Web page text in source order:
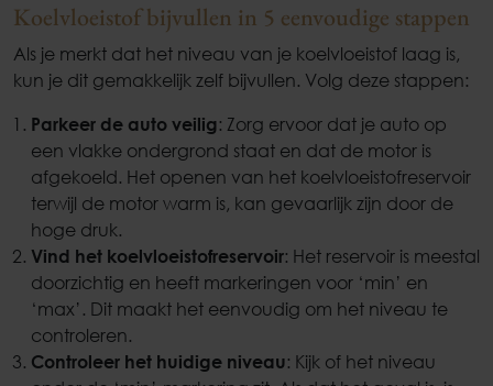
Koelvloeistof bijvullen in 5 eenvoudige stappen
Als je merkt dat het niveau van je koelvloeistof laag is,
kun je dit gemakkelijk zelf bijvullen. Volg deze stappen:
Parkeer de auto veilig: Zorg ervoor dat je auto op
een vlakke ondergrond staat en dat de motor is
afgekoeld. Het openen van het koelvloeistofreservoir
terwijl de motor warm is, kan gevaarlijk zijn door de
hoge druk.
Vind het koelvloeistofreservoir: Het reservoir is meestal
doorzichtig en heeft markeringen voor ‘min’ en
‘max’. Dit maakt het eenvoudig om het niveau te
controleren.
Controleer het huidige niveau: Kijk of het niveau